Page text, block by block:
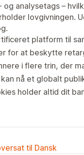
og analysetags –
lovgivningen.
platform til
for at beskytte
i flere trin, der
nå et globalt
holder altid dit
til Dansk